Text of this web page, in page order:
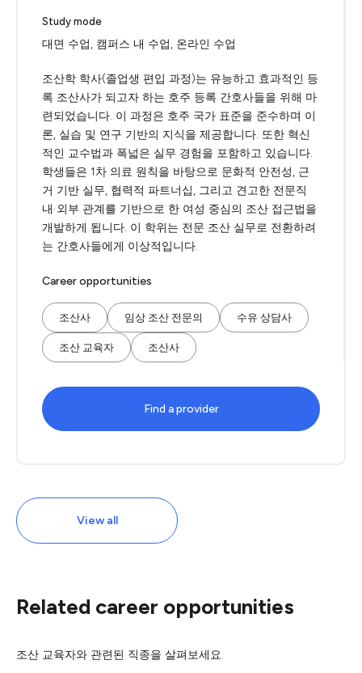
Study mode
대면 수업, 캠퍼스 내 수업, 온라인 수업
조산학 학사(졸업생 편입 과정)는 유능하고 효과적인 등
록 조산사가 되고자 하는 호주 등록 간호사들을 위해 마
련되었습니다. 이 과정은 호주 국가 표준을 준수하며 이
론, 실습 및 연구 기반의 지식을 제공합니다. 또한 혁신
적인 교수법과 폭넓은 실무 경험을 포함하고 있습니다.
학생들은 1차 의료 원칙을 바탕으로 문화적 안전성, 근
거 기반 실무, 협력적 파트너십, 그리고 견고한 전문직
내·외부 관계를 기반으로 한 여성 중심의 조산 접근법을
개발하게 됩니다. 이 학위는 전문 조산 실무로 전환하려
는 간호사들에게 이상적입니다.
Career opportunities
조산사 임상 조산 전문의 수유 상담사
조산 교육자 조산사
Find a provider
View all
Related career opportunities
조산 교육자와 관련된 직종을 살펴보세요.